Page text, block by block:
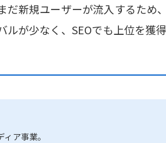
だ新規ユーザーが流入するため
ルが少なく、SEOでも上位を獲
ア事業。